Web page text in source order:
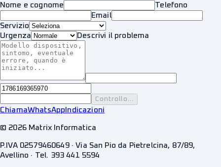
Nome e cognome
Telefono
Email
Servizio
Urgenza
Descrivi il problema
Controllo...
ChiamaWhatsApp Indicazioni
© 2026Matrix Informatica
P.IVA 02579460649 · Via San Pio da Pietrelcina, 87/89,
Avellino · Tel. 393 441 5594